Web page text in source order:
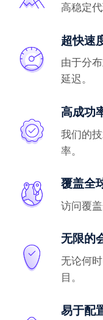
高稳定
超快速
由于分
延迟。
高成功
我们的
率。
覆盖全
访问覆
无限的
无论何
目。
易于配